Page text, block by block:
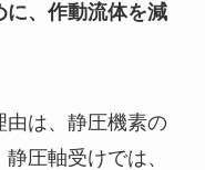
に、作動流体を減
由は、静圧機素の
圧軸受けでは、